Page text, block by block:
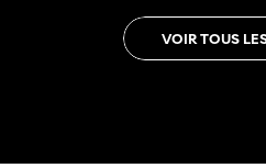
VOIR TOUS